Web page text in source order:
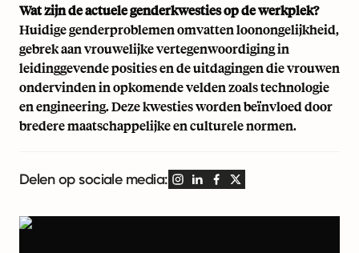
Wat zijn de actuele genderkwesties op de werkplek?
Huidige genderproblemen omvatten loonongelijkheid,
gebrek aan vrouwelijke vertegenwoordiging in
leidinggevende posities en de uitdagingen die vrouwen
ondervinden in opkomende velden zoals technologie
en engineering. Deze kwesties worden beïnvloed door
bredere maatschappelijke en culturele normen.
Delen op sociale media: